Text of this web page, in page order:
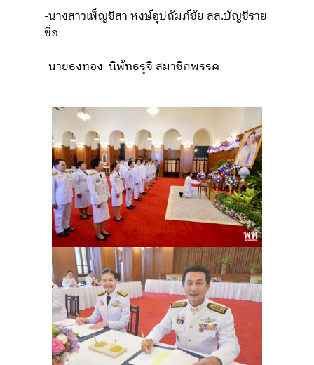
-นางสาวเพ็ญชิสา หงษ์อุปถัมภ์ชัย สส.บัญชีราย
ชื่อ
-นายธงทอง นิพัทธรุจิ สมาชิกพรรค